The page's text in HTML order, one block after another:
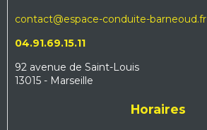
contact@espace-conduite-barneoud.fr
04.91.69.15.11
92 avenue de Saint-Louis
13015 - Marseille
Horaires